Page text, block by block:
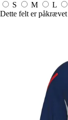
S
M L
Dette felt er påkrævet